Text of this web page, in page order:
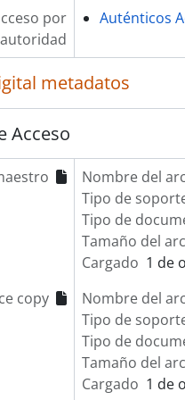
por
autoridad
Auténticos
metadatos
Acceso
Nombre del
Tipo de
Tipo de
Tamaño del
Cargado 1 de
copy
Nombre del
Tipo de
Tipo de
Tamaño del
Cargado 1 de